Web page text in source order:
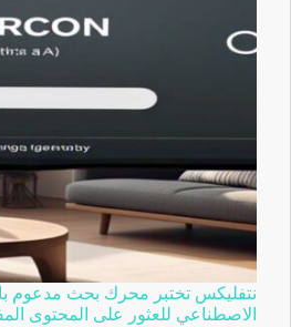
نتفليكس تختبر محرك بحث مدعوم
الاصطناعي للعثور على المحتوى